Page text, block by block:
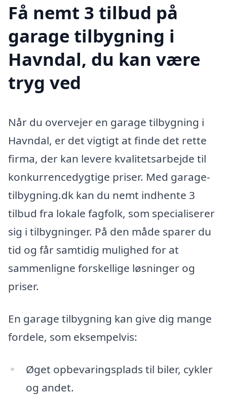
Få nemt 3 tilbud på
garage tilbygning i
Havndal, du kan være
tryg ved
Når du overvejer en garage tilbygning i
Havndal, er det vigtigt at finde det rette
firma, der kan levere kvalitetsarbejde til
konkurrencedygtige priser. Med garage-
tilbygning.dk kan du nemt indhente 3
tilbud fra lokale fagfolk, som specialiserer
sig i tilbygninger. På den måde sparer du
tid og får samtidig mulighed for at
sammenligne forskellige løsninger og
priser.
En garage tilbygning kan give dig mange
fordele, som eksempelvis:
Øget opbevaringsplads til biler, cykler
og andet.